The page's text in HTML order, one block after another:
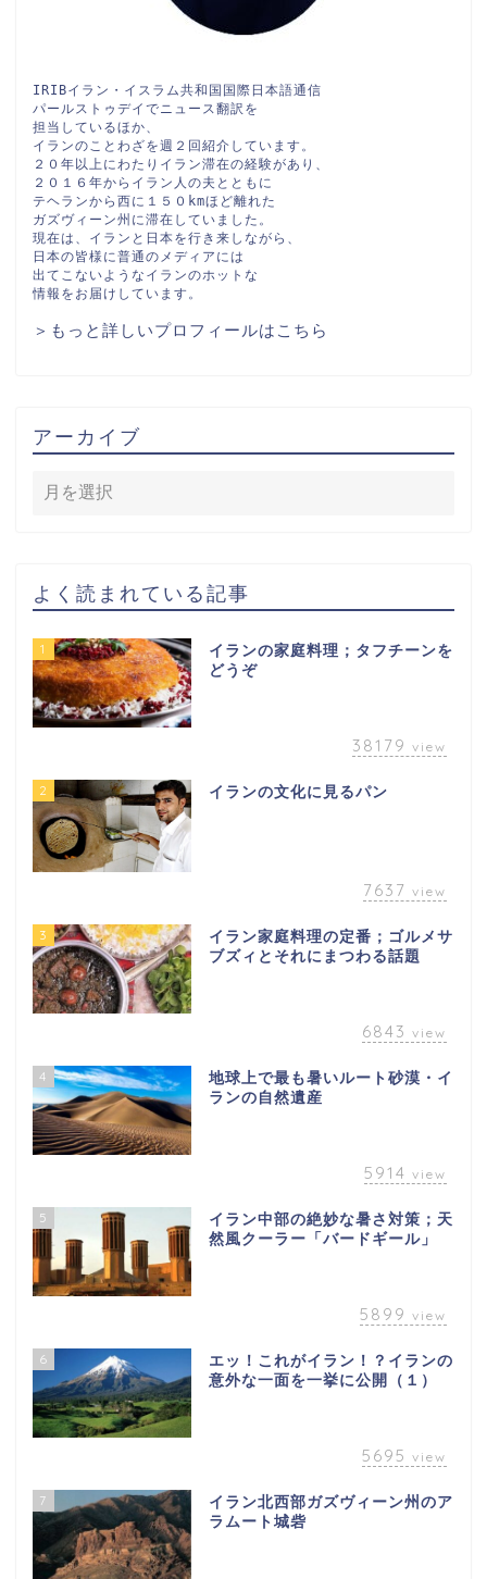
IRIBイラン・イスラム共和国国際日本語通信
パールストゥデイでニュース翻訳を
担当しているほか、
イランのことわざを週２回紹介しています。
２０年以上にわたりイラン滞在の経験があり、
２０１６年からイラン人の夫とともに
テヘランから西に１５０kmほど離れた
ガズヴィーン州に滞在していました。
現在は、イランと日本を行き来しながら、
日本の皆様に普通のメディアには
出てこないようなイランのホットな
情報をお届けしています。
＞もっと詳しいプロフィールはこちら
アーカイブ
よく読まれている記事
1
イランの家庭料理；タフチーンを
どうぞ
38179 view
2 イランの文化に見るパン
7637 view
3
イラン家庭料理の定番；ゴルメサ
ブズィとそれにまつわる話題
6843 view
4
地球上で最も暑いルート砂漠・イ
ランの自然遺産
5914 view
5
イラン中部の絶妙な暑さ対策；天
然風クーラー「バードギール」
5899 view
6
エッ！これがイラン！？イランの
意外な一面を一挙に公開（１）
5695 view
7
イラン北西部ガズヴィーン州のア
ラムート城砦